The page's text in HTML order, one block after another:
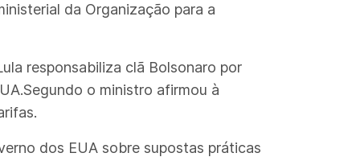
da Organização para a
responsabiliza clã Bolsonaro por
o ministro afirmou à
dos EUA sobre supostas práticas